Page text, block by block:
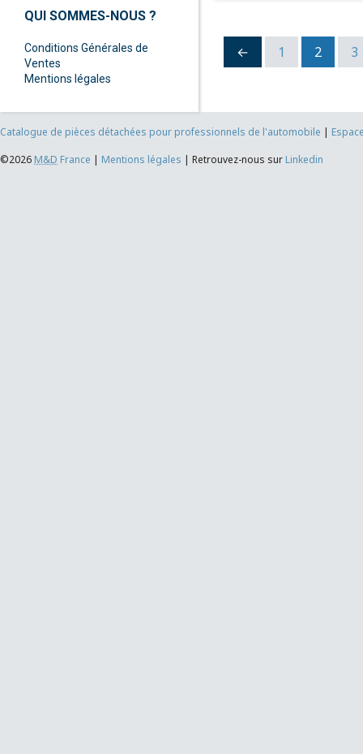
QUI SOMMES-NOUS ?
Conditions Générales de
Ventes
Mentions légales
← 1 2 3
Catalogue de pièces détachées pour professionnels de l'automobile |
©2026 M&D France | Mentions légales | Retrouvez-nous sur Linkedin